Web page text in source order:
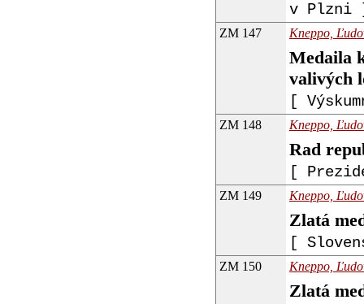
v Plzni
ZM 147 Kneppo,
Medaila
valivých
[
ZM 148 Kneppo,
Rad
[
ZM 149 Kneppo,
Zlatá
[
ZM 150 Kneppo,
Zlatá